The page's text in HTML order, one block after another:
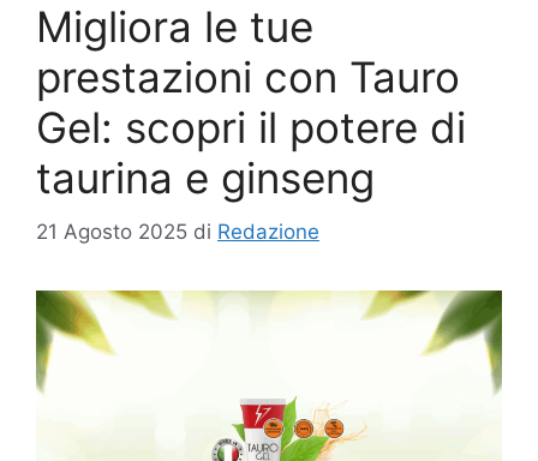
Migliora le tue
prestazioni con Tauro
Gel: scopri il potere di
taurina e ginseng
21 Agosto 2025 di Redazione